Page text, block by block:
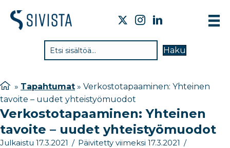
Haku
» Tapahtumat » Verkostotapaaminen: Yhteinen
tavoite – uudet yhteistyömuodot
Verkostotapaaminen: Yhteinen
tavoite – uudet yhteistyömuodot
Julkaistu 17.3.2021 / Päivitetty viimeksi 17.3.2021 /